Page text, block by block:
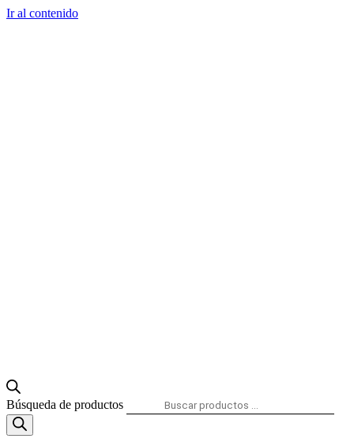
Ir al contenido
Búsqueda de productos